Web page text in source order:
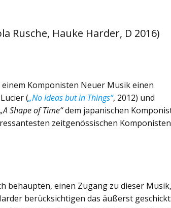
Rusche, Hauke Harder, D 2016)
Komponisten Neuer Musik einen
(„No Ideas but in Things“, 2012) und
„A Shape of Time“dem japanischen
zeitgenössischen Komponisten
behaupten, einen Zugang zu dieser Musik,
berücksichtigen das äußerst geschickt: